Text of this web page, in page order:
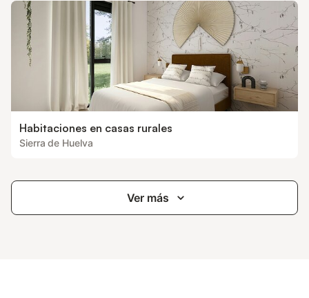
Habitaciones en casas rurales
Sierra de Huelva
Ver más